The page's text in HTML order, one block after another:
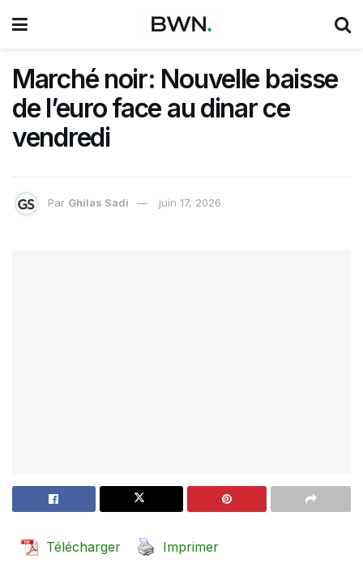
Marché noir: Nouvelle baisse
de l’euro face au dinar ce
vendredi
Par Ghilas Sadi juin 17, 2026
Télécharger
Imprimer